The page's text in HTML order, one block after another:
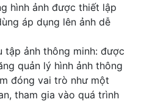
hình ảnh được thiết lập
áp dụng lên ảnh dễ
tập ảnh thông minh: được
quản lý hình ảnh thông
đóng vai trò như một
tham gia vào quá trình